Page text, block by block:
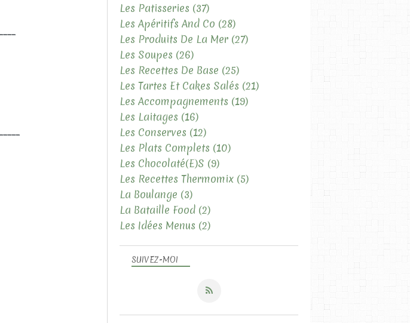
SUIVEZ-MOI
Les Patisseries (37)
Les Apéritifs And Co (28)
Les Produits De La Mer (27)
Les Soupes (26)
Les Recettes De Base (25)
Les Tartes Et Cakes Salés (21)
Les Accompagnements (19)
Les Laitages (16)
Les Conserves (12)
Les Plats Complets (10)
Les Chocolaté(e)s (9)
Les Recettes Thermomix (5)
La Boulange (3)
La Bataille Food (2)
Les Idées Menus (2)